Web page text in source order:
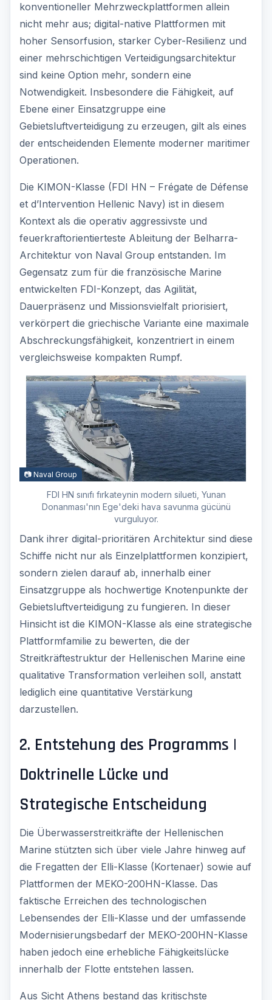
konventioneller Mehrzweckplattformen allein
nicht mehr aus; digital-native Plattformen mit
hoher Sensorfusion, starker Cyber-Resilienz und
einer mehrschichtigen Verteidigungsarchitektur
sind keine Option mehr, sondern eine
Notwendigkeit. Insbesondere die Fähigkeit, auf
Ebene einer Einsatzgruppe eine
Gebietsluftverteidigung zu erzeugen, gilt als eines
der entscheidenden Elemente moderner maritimer
Operationen.
Die KIMON-Klasse (FDI HN – Frégate de Défense
et d’Intervention Hellenic Navy) ist in diesem
Kontext als die operativ aggressivste und
feuerkraftorientierteste Ableitung der Belharra-
Architektur von Naval Group entstanden. Im
Gegensatz zum für die französische Marine
entwickelten FDI-Konzept, das Agilität,
Dauerpräsenz und Missionsvielfalt priorisiert,
verkörpert die griechische Variante eine maximale
Abschreckungsfähigkeit, konzentriert in einem
vergleichsweise kompakten Rumpf.
📷 Naval Group
FDI HN sınıfı fırkateynin modern silueti, Yunan
Donanması'nın Ege'deki hava savunma gücünü
vurguluyor.
Dank ihrer digital-prioritären Architektur sind diese
Schiffe nicht nur als Einzelplattformen konzipiert,
sondern zielen darauf ab, innerhalb einer
Einsatzgruppe als hochwertige Knotenpunkte der
Gebietsluftverteidigung zu fungieren. In dieser
Hinsicht ist die KIMON-Klasse als eine strategische
Plattformfamilie zu bewerten, die der
Streitkräftestruktur der Hellenischen Marine eine
qualitative Transformation verleihen soll, anstatt
lediglich eine quantitative Verstärkung
darzustellen.
2. Entstehung des Programms |
Doktrinelle Lücke und
Strategische Entscheidung
Die Überwasserstreitkräfte der Hellenischen
Marine stützten sich über viele Jahre hinweg auf
die Fregatten der Elli-Klasse (Kortenaer) sowie auf
Plattformen der MEKO-200HN-Klasse. Das
faktische Erreichen des technologischen
Lebensendes der Elli-Klasse und der umfassende
Modernisierungsbedarf der MEKO-200HN-Klasse
haben jedoch eine erhebliche Fähigkeitslücke
innerhalb der Flotte entstehen lassen.
Aus Sicht Athens bestand das kritischste